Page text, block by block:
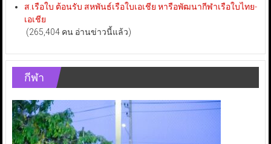
ส.เรือใบ ต้อนรับ สหพันธ์เรือใบเอเชีย หารือพัฒนากีฬาเรือใบไทย-
เอเชีย
(265,404 คน อ่านข่าวนี้แล้ว)
กีฬา